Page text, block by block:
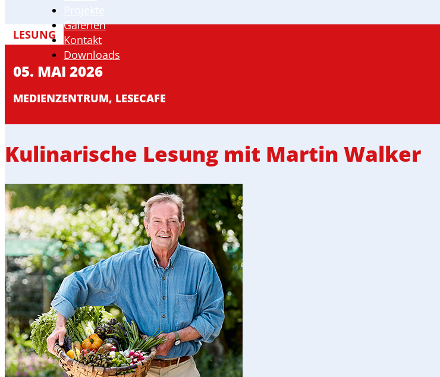
Galerien
Kontakt
Downloads
LESUNG
05. MAI 2026
MEDIENZENTRUM, LESECAFE
Kulinarische Lesung mit Martin Walker